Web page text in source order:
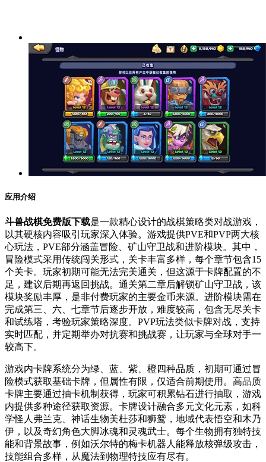
应用介绍
斗兽战棋免费版下载是一款精心设计的战棋策略类对战游戏，
以其硬核内容吸引玩家深入体验。游戏提供PVE和PVP两大核
心玩法，PVE部分涵盖冒险、矿山守卫战和进阶模块。其中，
冒险模式采用传统闯关形式，关卡丰富多样，每个章节包含15
个关卡。玩家初期可能无法完美通关，但这源于卡牌配置的不
足，建议后期再返回挑战。通关第二章后解锁矿山守卫战，该
模块奖励丰厚，是非付费玩家的主要金币来源。进阶模块需在
完成第三、六、七章节后逐步开放，难度较高，包含无尽关卡
和试练塔，考验玩家策略深度。PVP玩法类似卡牌对战，支持
实时匹配，并定期举办对抗赛和挑战赛，让玩家与全球对手一
较高下。
游戏内卡牌系统分为绿、蓝、紫、橙四种品质，初期可通过冒
险模式获取基础卡牌，但属性有限，仅适合前期使用。高品质
卡牌主要通过抽卡机制获得，玩家可积累钻石进行抽取，游戏
内提供多种途径获取资源。卡牌设计融合多元文化元素，如科
学怪人弗兰克、神话生物美杜莎和狮鹫，地域代表悟空和木乃
伊，以及奇幻角色大脚冰魂和灵魂武士。每个生物拥有独特技
能和背景故事，例如沃尔特的梅卡机器人能释放核弹级攻击，
技能组合多样，从魔法到物理特技应有尽有。